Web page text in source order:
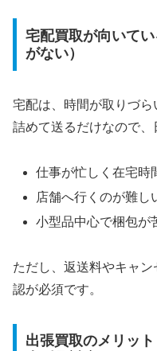
宅配買取が向いて
がない）
宅配は、時間が取りづ
詰めて送るだけなので、
仕事が忙しく在宅時
店舗へ行くのが難し
小型品中心で梱包が
ただし、返送料やキャ
認が必須です。
出張買取のメリッ